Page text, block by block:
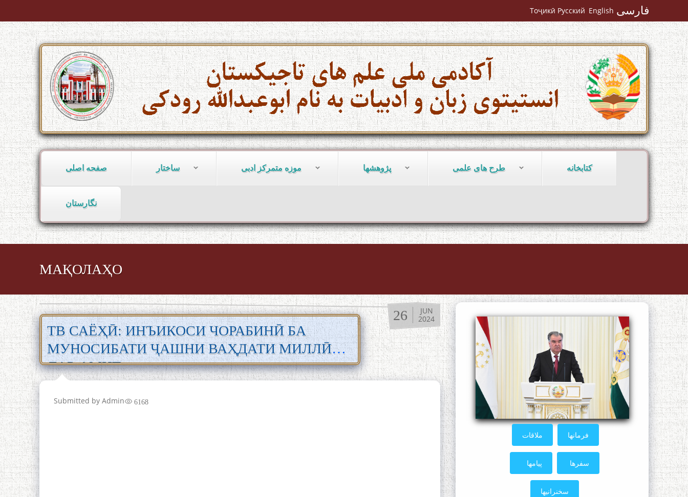
Тоҷикӣ Русский English فارسی
صفحه اصلی ساختار موزه متمرکز ادبی پژوهشها طرح های علمی کتابخانه
نگارستان
МАҚОЛАҲО
26
JUN
2024
ТВ САЁҲӢ: ИНЪИКОСИ ЧОРАБИНӢ БА
МУНОСИБАТИ ҶАШНИ ВАҲДАТИ МИЛЛӢ
ДАР АМИТ
Submitted by Admin 6168
ملاقات فرمانها
پیامها سفرها
سخنرانیها